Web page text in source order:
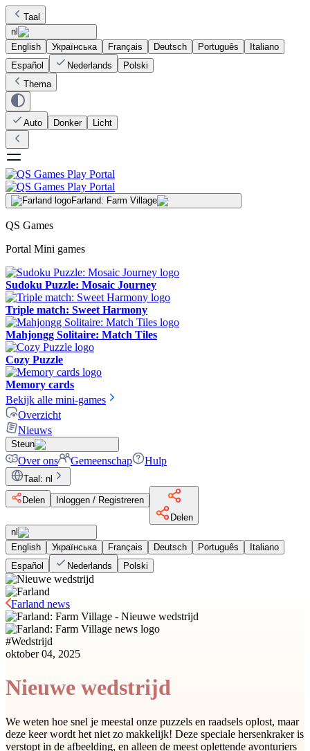
Taal
nl
English
Українська Français Deutsch Português
Italiano
Español
Nederlands
Polski
Thema
Auto Donker Licht
Farland: Farm Village
QS Games
Portal Mini games
Sudoku Puzzle: Mosaic Journey
Triple match: Sweet Harmony
Mahjongg Solitaire: Match Tiles
Cozy Puzzle
Memory cards
Bekijk alle mini-games
Overzicht
Nieuws
Steun
Over ons Gemeenschap Hulp
Taal : nl
Delen
Inloggen / Registreren
Delen
nl
English
Українська Français Deutsch Português
Italiano
Español
Nederlands Polski
Farland news
#Wedstrijd
oktober 04, 2025
Nieuwe wedstrijd
We weten hoe snel je meestal onze puzzels en raadsels oplost, maar
deze keer wordt het niet zo makkelijk! Deze speciale hersenkraker is
verstopt in de afbeelding, en alleen de meest oplettende avonturiers